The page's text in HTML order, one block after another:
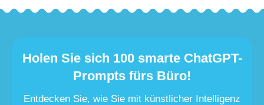
Holen Sie sich 100 smarte ChatGPT-
Prompts fürs Büro!
Entdecken Sie, wie Sie mit künstlicher Intelligenz